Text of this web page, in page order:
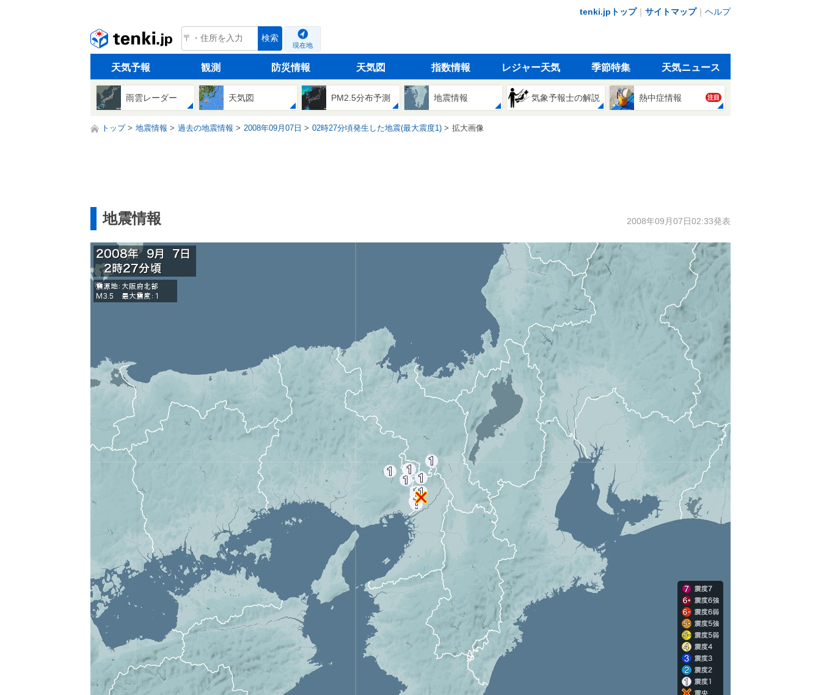
tenki.jpトップ｜ サイトマップ｜ ヘルプ
tenki.jp 検索
現在地
天気予報 観測 防災情報 天気図 指数情報 レジャー天気 季節特集 天気ニュース
雨雲レーダー 天気図 PM2.5分布予測 地震情報 気象予報士の解説 熱中症情報 注目
トップ 地震情報 過去の地震情報 2008年09月07日 02時27分頃発生した地震(最大震度1) 拡大画像
地震情報 2008年09月07日02:33発表